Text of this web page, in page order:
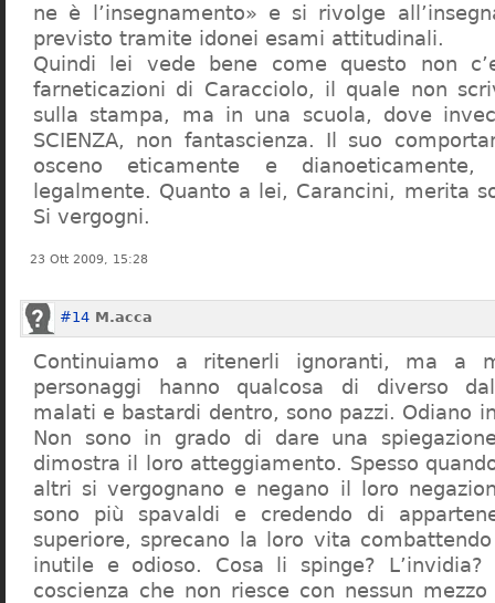
ne è l’insegnamento» e si rivolge
previsto tramite idonei esami attitudinali.
Quindi lei vede bene come questo non
farneticazioni di Caracciolo, il quale non
sulla stampa, ma in una scuola, dove
SCIENZA, non fantascienza. Il suo
osceno eticamente e dianoeticamente,
legalmente. Quanto a lei, Carancini, merita
Si vergogni.
23 Ott 2009, 15:28
#14 M.acca
Continuiamo a ritenerli ignoranti, ma a
personaggi hanno qualcosa di diverso
malati e bastardi dentro, sono pazzi. Odiano
Non sono in grado di dare una
dimostra il loro atteggiamento. Spesso
altri si vergognano e negano il loro
sono più spavaldi e credendo di
superiore, sprecano la loro vita
inutile e odioso. Cosa li spinge?
coscienza che non riesce con nessun